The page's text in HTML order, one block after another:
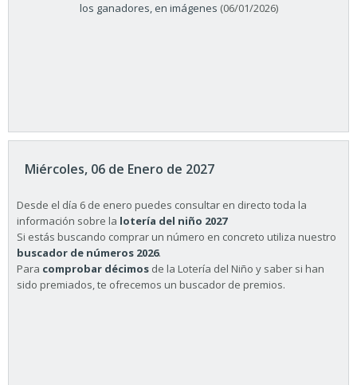
los ganadores, en imágenes (06/01/2026)
Miércoles, 06 de Enero de 2027
Desde el día 6 de enero puedes consultar en directo toda la
información sobre la lotería del niño 2027
Si estás buscando comprar un número en concreto utiliza nuestro
buscador de números 2026.
Para comprobar décimos de la Lotería del Niño y saber si han
sido premiados, te ofrecemos un buscador de premios.